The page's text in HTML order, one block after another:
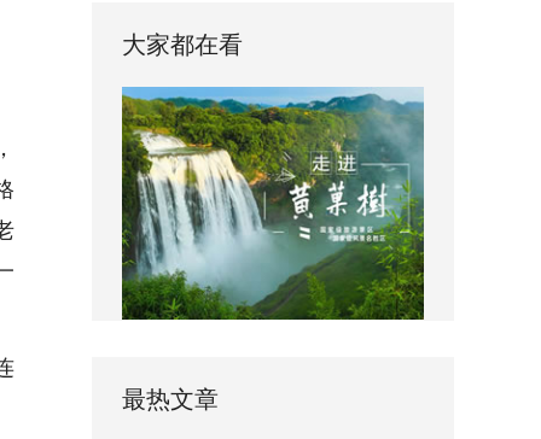
大家都在看
最热文章